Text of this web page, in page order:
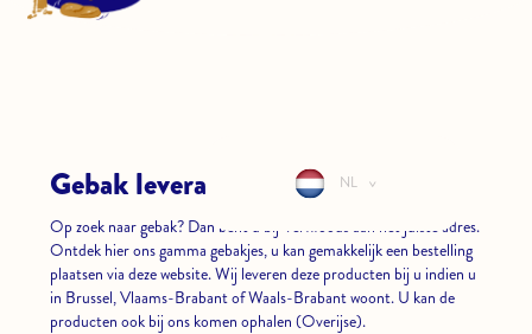
Gebak leverancier - Verfifoods
Op zoek naar gebak? Dan bent u bij Verfifoods aan het juiste adres.
Ontdek hier ons gamma gebakjes, u kan gemakkelijk een bestelling
plaatsen via deze website. Wij leveren deze producten bij u indien u
in Brussel, Vlaams-Brabant of Waals-Brabant woont. U kan de
producten ook bij ons komen ophalen (Overijse).
NL >